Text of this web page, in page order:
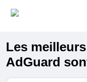
Les
AdGuard